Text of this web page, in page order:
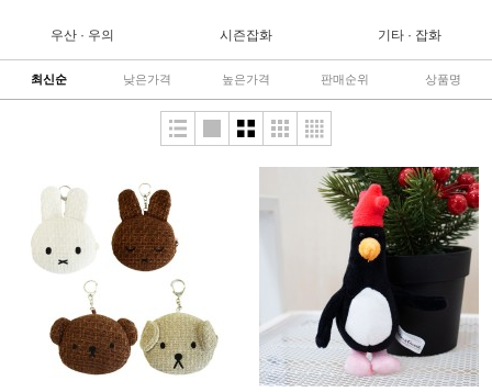
우산 · 우의 시즌잡화 기타 · 잡화
최신순 낮은가격 높은가격 판매순위 상품명